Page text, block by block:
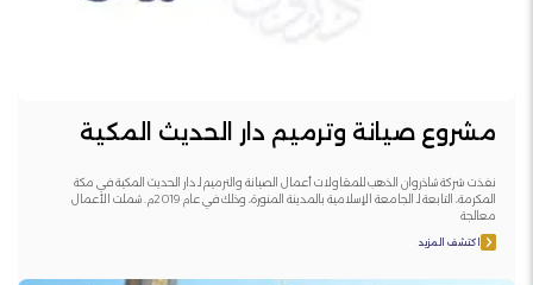
مشروع صيانة وترميم دار الحديث المكية
نفذت شركة شاذروان الذهب للمقاولات أعمال الصيانة والترميم لـ دار الحديث المكية في مكة
المكرمة، التابعة لـ الجامعة الإسلامية بالمدينة المنورة، وذلك في عام 2019م. شملت الأعمال
معالجة
اكتشف المزيد